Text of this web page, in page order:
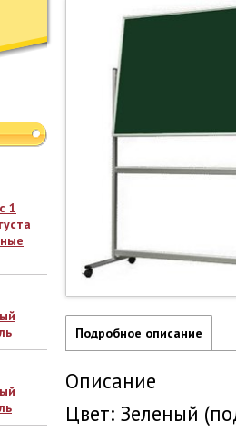
1
Подробное описание
Описание
Цвет: Зеленый